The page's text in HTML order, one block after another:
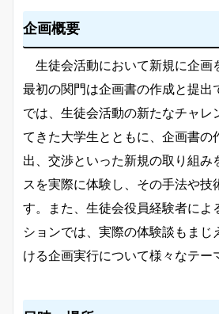
企画概要
生徒会活動において新規に企画
最初の関門は企画書の作成と提出
では、生徒会活動の新たなチャレ
てきた大学生とともに、企画書の
出、交渉といった新規の取り組み
スを実際に体験し、その手法や技
す。また、生徒会役員経験者によ
ションでは、実際の体験談もまじ
ける企画実行について様々なテー